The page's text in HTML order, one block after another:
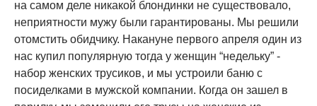
на самом деле никакой блондинки не существовало,
неприятности мужу были гарантированы. Мы решили
отомстить обидчику. Накануне первого апреля один из
нас купил популярную тогда у женщин “недельку” -
набор женских трусиков, и мы устроили баню с
посиделками в мужской компании. Когда он зашел в